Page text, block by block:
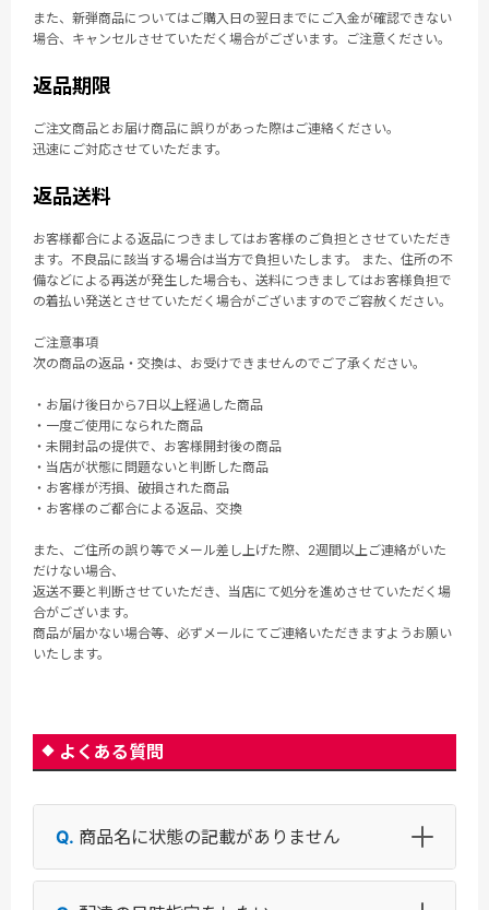
また、新弾商品についてはご購入日の翌日までにご入金が確認できない
場合、キャンセルさせていただく場合がございます。ご注意ください。
返品期限
ご注文商品とお届け商品に誤りがあった際はご連絡ください。
迅速にご対応させていただます。
返品送料
お客様都合による返品につきましてはお客様のご負担とさせていただき
ます。不良品に該当する場合は当方で負担いたします。 また、住所の不
備などによる再送が発生した場合も、送料につきましてはお客様負担で
の着払い発送とさせていただく場合がございますのでご容赦ください。
ご注意事項
次の商品の返品・交換は、お受けできませんのでご了承ください。
・お届け後日から7日以上経過した商品
・一度ご使用になられた商品
・未開封品の提供で、お客様開封後の商品
・当店が状態に問題ないと判断した商品
・お客様が汚損、破損された商品
・お客様のご都合による返品、交換
また、ご住所の誤り等でメール差し上げた際、2週間以上ご連絡がいた
だけない場合、
返送不要と判断させていただき、当店にて処分を進めさせていただく場
合がございます。
商品が届かない場合等、必ずメールにてご連絡いただきますようお願い
いたします。
よくある質問
商品名に状態の記載がありません